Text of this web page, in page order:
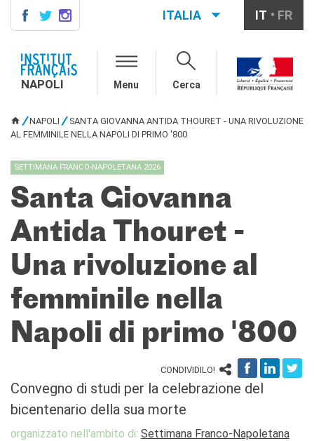
CONTACTS
CORSI DI FRANCESE
Come iscriversi ai corsi
Corsi di preparazione DELF
Corsi per bambini e
ragazzi
Corsi individuali e su
piattaforme
Atelier tematici
Aziende
Scuole
Risorse
DIPLÔMES DELF DALF
DELF scolastico
DELF DALF Tout Public
DELF Prim
Risultati
MEDIATECA
ITALIA IT FR
NAPOLI Menu Cerca
TU SEI QUI
NAPOLI
SANTA GIOVANNA ANTIDA THOURET - UNA RIVOLUZIONE
AL FEMMINILE NELLA NAPOLI DI PRIMO '800
SETTIMANA FRANCO-NAPOLETANA 2026
Santa Giovanna
Antida Thouret -
Una rivoluzione al
femminile nella
Napoli di primo '800
CONDIVIDILO!
Convegno di studi per la celebrazione del
bicentenario della sua morte
organizzato nell'ambito di: Settimana Franco-Napoletana